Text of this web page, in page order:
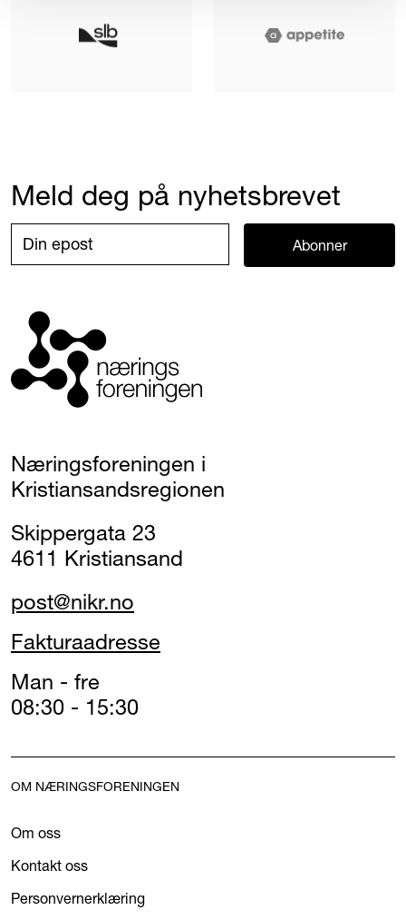
Meld deg på nyhetsbrevet
Abonner
Næringsforeningen i
Kristiansandsregionen
Skippergata 23
4611 Kristiansand
post@nikr.no
Fakturaadresse
Man - fre
08:30 - 15:30
OM NÆRINGSFORENINGEN
Om oss
Kontakt oss
Personvernerklæring